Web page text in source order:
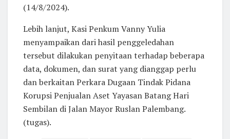
(14/8/2024).
Lebih lanjut, Kasi Penkum Vanny Yulia
menyampaikan dari hasil penggeledahan
tersebut dilakukan penyitaan terhadap beberapa
data, dokumen, dan surat yang dianggap perlu
dan berkaitan Perkara Dugaan Tindak Pidana
Korupsi Penjualan Aset Yayasan Batang Hari
Sembilan di Jalan Mayor Ruslan Palembang.
(tugas).